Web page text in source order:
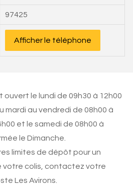
97425
Afficher le téléphone
le lundi de 09h30 à 12h00
mardi au vendredi de 08h00 à
et le samedi de 08h00 à
le Dimanche.
limites de dépôt pour un
votre colis, contactez votre
Les Avirons.